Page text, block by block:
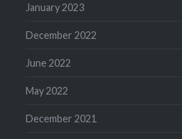
January 2023
December 2022
June 2022
May 2022
December 2021